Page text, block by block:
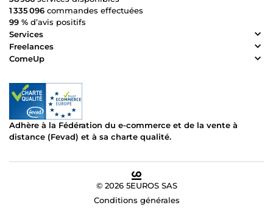
1 335 096 commandes effectuées
99 % d’avis positifs
Services
Freelances
ComeUp
Adhère à la Fédération du e-commerce et de la vente à
distance (Fevad) et à sa charte qualité.
© 2026 5EUROS SAS
Conditions générales